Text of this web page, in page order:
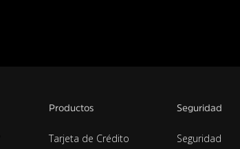
Productos
Tarjeta de Crédito
Seguridad
Seguridad